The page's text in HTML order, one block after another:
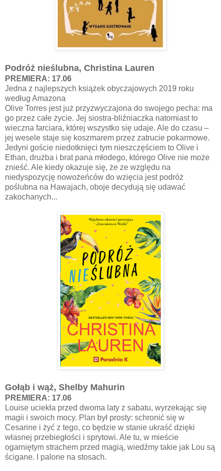
Podróż nieślubna, Christina Lauren
PREMIERA: 17.06
Jedna z najlepszych książek obyczajowych 2019 roku
według Amazona
Olive Torres jest już przyzwyczajona do swojego pecha: ma
go przez całe życie. Jej siostra-bliźniaczka natomiast to
wieczna farciara, której wszystko się udaje. Ale do czasu –
jej wesele staje się koszmarem przez zatrucie pokarmowe.
Jedyni goście niedotknięci tym nieszczęściem to Olive i
Ethan, drużba i brat pana młodego, którego Olive nie może
znieść. Ale kiedy okazuje się, że ze względu na
niedyspozycję nowożeńców do wzięcia jest podróż
poślubna na Hawajach, oboje decydują się udawać
zakochanych...
Gołąb i wąż, Shelby Mahurin
PREMIERA: 17.06
Louise uciekła przed dwoma laty z sabatu, wyrzekając się
magii i swoich mocy. Plan był prosty: schronić się w
Cesarine i żyć z tego, co będzie w stanie ukraść dzięki
własnej przebiegłości i sprytowi. Ale tu, w mieście
ogarniętym strachem przed magią, wiedźmy takie jak Lou są
ścigane. I palone na stosach.